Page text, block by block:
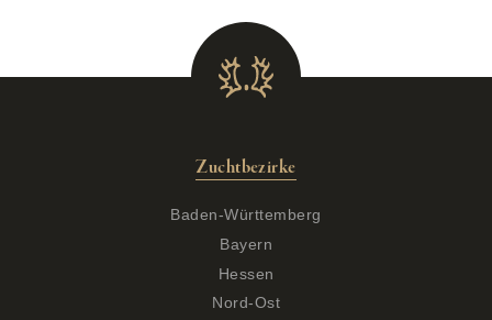
Zuchtbezirke
Baden-Württemberg
Bayern
Hessen
Nord-Ost